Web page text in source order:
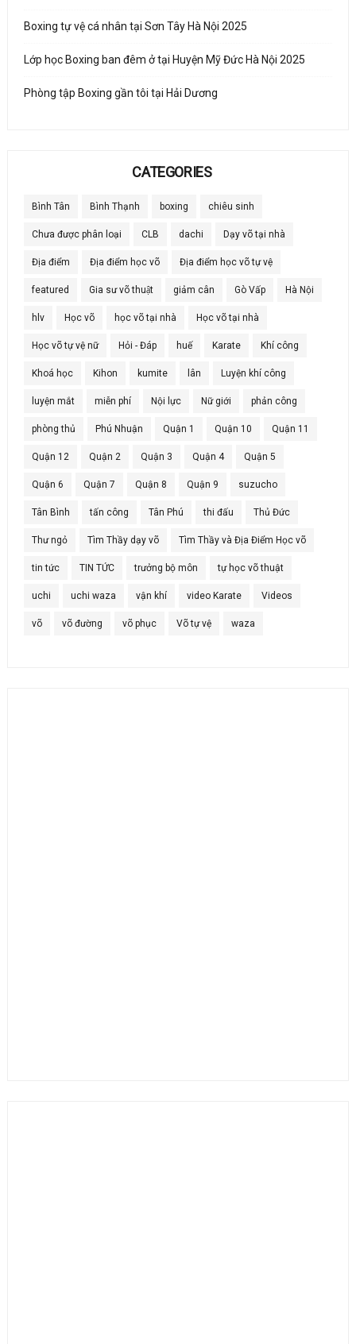
Boxing tự vệ cá nhân tại Sơn Tây Hà Nội 2025
Lớp học Boxing ban đêm ở tại Huyện Mỹ Đức Hà Nội 2025
Phòng tập Boxing gần tôi tại Hải Dương
CATEGORIES
Bình Tân Bình Thạnh boxing chiêu sinh
Chưa được phân loại CLB dachi Dạy võ tại nhà
Địa điểm Địa điểm học võ Địa điểm học võ tự vệ
featured Gia sư võ thuật giảm cân Gò Vấp Hà Nội
hlv Học võ học võ tại nhà Học võ tại nhà
Học võ tự vệ nữ Hỏi - Đáp huế Karate Khí công
Khoá học Kihon kumite lân Luyện khí công
luyện mắt miễn phí Nội lực Nữ giới phản công
phòng thủ Phú Nhuận Quận 1 Quận 10 Quận 11
Quận 12 Quận 2 Quận 3 Quận 4 Quận 5
Quận 6 Quận 7 Quận 8 Quận 9 suzucho
Tân Bình tấn công Tân Phú thi đấu Thủ Đức
Thư ngỏ Tìm Thầy dạy võ Tìm Thầy và Địa Điểm Học võ
tin tức TIN TỨC trưởng bộ môn tự học võ thuật
uchi uchi waza vận khí video Karate Videos
võ võ đường võ phục Võ tự vệ waza